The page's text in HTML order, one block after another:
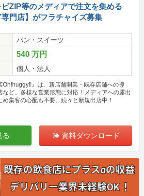
ビZIP等のメディアで注文を集める
専門店】がフラチャイズ募集
パン・スイーツ
540 万円
個人・法人
Oh!huggy!!』は、新店舗開業・既存店舗への導
など、多様な営業形態に対応！メディアへの露出
集客の心配も不要。続々と新規出店中！
る 資料ダウンロード